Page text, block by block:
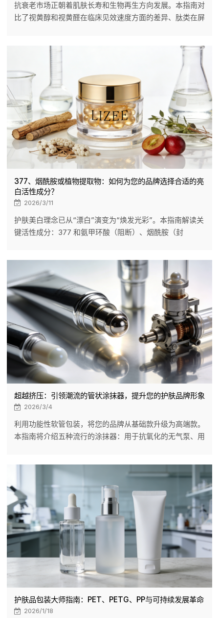
抗衰老市场正朝着肌肤长寿和生物再生方向发展。本指南对
比了视黄醇和视黄醛在临床见效速度方面的差异、肽类在屏
DNA。LIZEE提供专业的OEM/ODM解决方案，从高活性成
分的采购到微囊化技术，确保配方稳定有效。与我们合作，
推出您的下一款抗衰老明星产品。
377、烟酰胺或植物提取物：如何为您的品牌选择合适的亮
白活性成分？
2026/3/11
护肤美白理念已从“漂白”演变为“焕发光彩”。本指南解读关
键活性成分：377 和氨甲环酸（阻断）、烟酰胺（封
高端定位。作为 ODM 专家，我们帮助您将合适的活性成分
和输送系统与您的品牌战略相匹配。
超越挤压：引领潮流的管状涂抹器，提升您的护肤品牌形象
2026/3/4
利用功能性软管包装，将您的品牌从基础款升级为高端款。
本指南将介绍五种流行的涂抹器：用于抗氧化的无气泵、用
并提供可定制的环保选项，例如 PCR（聚合树脂）。提升
您产品的感知价值和用户体验。
护肤品包装大师指南：PET、PETG、PP与可持续发展革命
2026/1/18